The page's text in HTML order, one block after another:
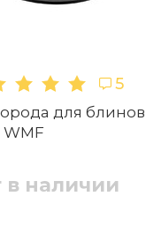
5
для блинов
WMF
в наличии